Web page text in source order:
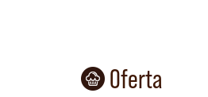
Oferta